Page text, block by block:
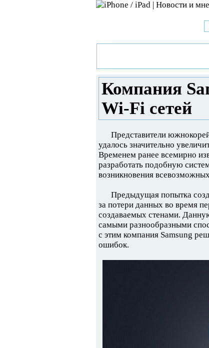
Компания
Wi-Fi сетей
Представители
удалось значительно
Временем ранее всемирно
разработать подобную
возникновения
Предыдущая попытка
за потери данных во время
создаваемых стенами.
самыми разнообразными
с этим компания Samsung
ошибок.